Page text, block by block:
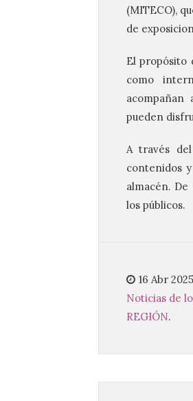
(MITECO),
de
El propósito
como
acompañan
pueden
A través
contenidos
almacén.
los públicos.
16 Abr 2025
Noticias de
REGIÓN.